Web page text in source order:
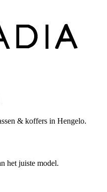
& koffers in Hengelo.
het juiste model.